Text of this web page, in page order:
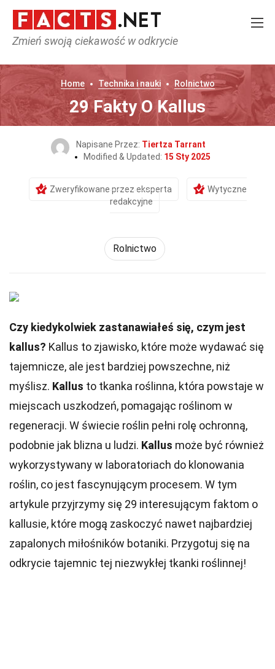
Zmień swoją ciekawość w odkrycie
Home Technika i nauki Rolnictwo
29 Fakty O Kallus
Napisane Przez: Tiertza Tarrant
Modified & Updated: 15 Sty 2025
Zweryfikowane przez eksperta
Wytyczne
redakcyjne
Rolnictwo
Czy kiedykolwiek zastanawiałeś się, czym jest
kallus? Kallus to zjawisko, które może wydawać się
tajemnicze, ale jest bardziej powszechne, niż
myślisz. Kallus to tkanka roślinna, która powstaje w
miejscach uszkodzeń, pomagając roślinom w
regeneracji. W świecie roślin pełni rolę ochronną,
podobnie jak blizna u ludzi. Kallus może być również
wykorzystywany w laboratoriach do klonowania
roślin, co jest fascynującym procesem. W tym
artykule przyjrzymy się 29 interesującym faktom o
kallusie, które mogą zaskoczyć nawet najbardziej
zapalonych miłośników botaniki. Przygotuj się na
odkrycie tajemnic tej niezwykłej tkanki roślinnej!